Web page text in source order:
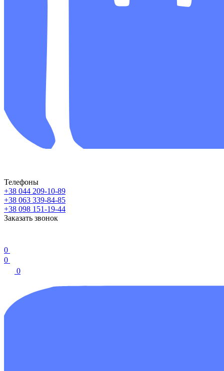
Телефоны
+38 044 209-10-89
+38 063 339-84-85
+38 098 151-19-44
Заказать звонок
0
0
0